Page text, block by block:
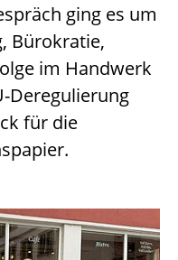
ging es um
Bürokratie,
im Handwerk
Deregulierung
für die